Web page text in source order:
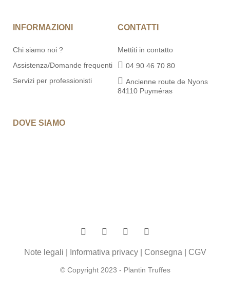
INFORMAZIONI
Chi siamo noi ?
Assistenza/Domande frequenti
Servizi per professionisti
CONTATTI
Mettiti in contatto
04 90 46 70 80
Ancienne route de Nyons
84110 Puyméras
DOVE SIAMO
© Copyright 2023 - Plantin Truffes
Note legali Informativa privacy| Consegna CGV